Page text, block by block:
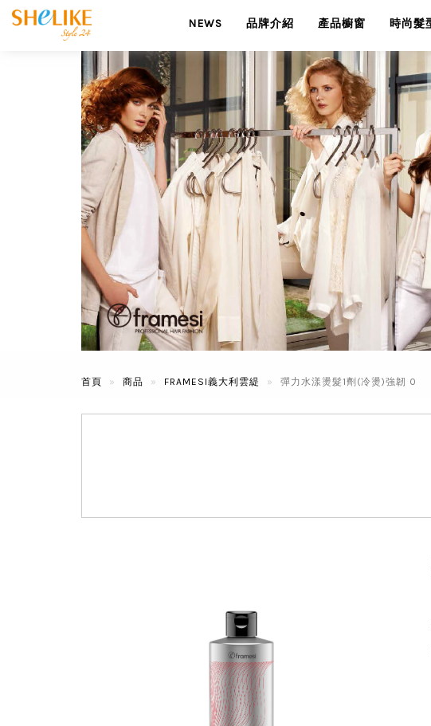
NEWS 品牌介紹 產品櫥窗 時尚髮
首頁 商品 FRAMESI義大利雲緹 彈力水漾燙髮1劑(冷燙)強韌 0